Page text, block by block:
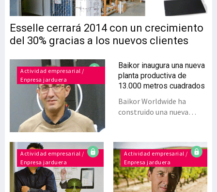
Esselle cerrará 2014 con un crecimiento
del 30% gracias a los nuevos clientes
Actividad empresarial /
Enpresa jarduera
Baikor inaugura una nueva
planta productiva de
13.000 metros cuadrados
Baikor Worldwide ha
construido una nueva
mercado y afianzar el
crecimiento que viene
registrando desde su
creación.Baikor
Worldwide, empresa
Actividad empresarial /
Enpresa jarduera
Actividad empresarial /
Enpresa jarduera